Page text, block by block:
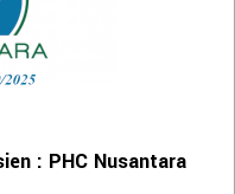
: PHC Nusantara